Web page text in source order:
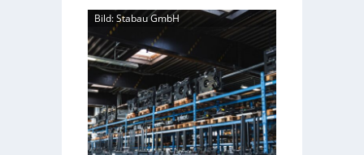
Bild: Stabau GmbH